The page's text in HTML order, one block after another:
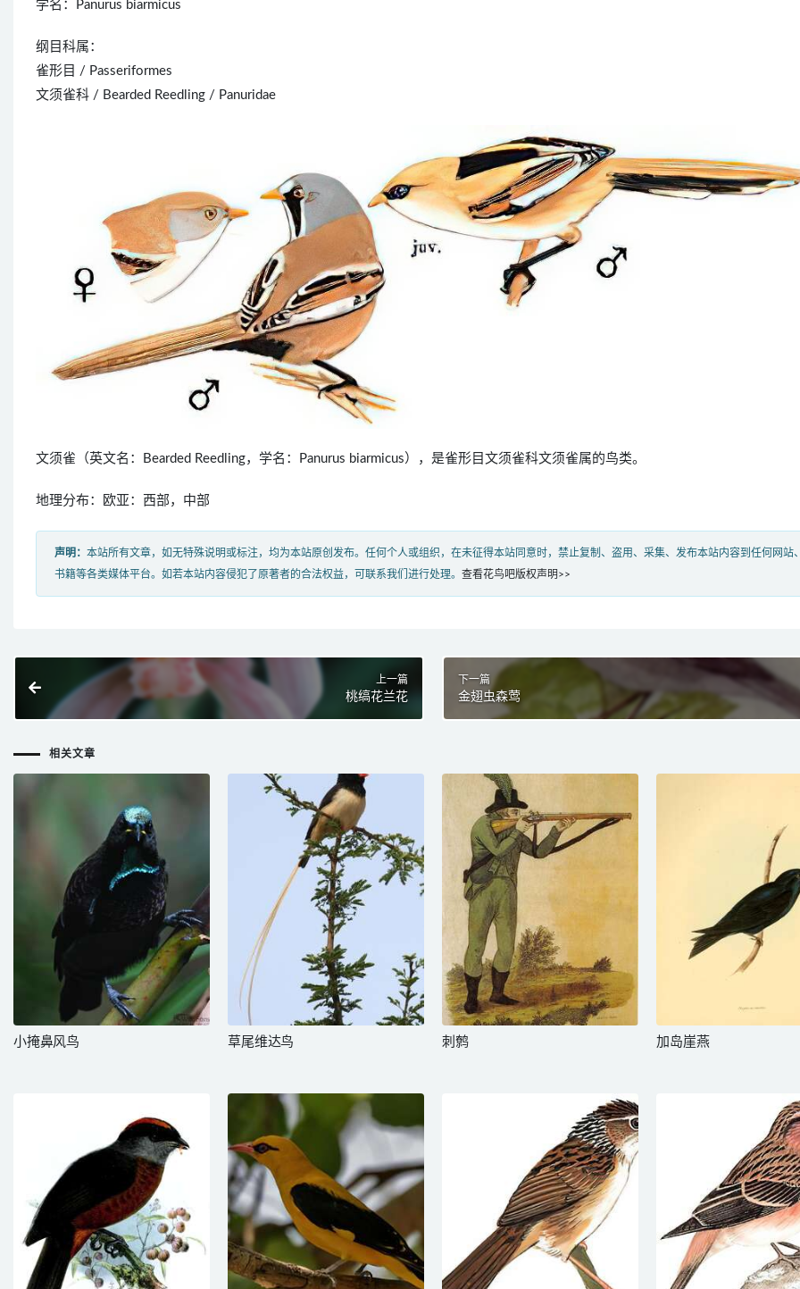
学名：Panurus biarmicus
纲目科属：
雀形目 / Passeriformes
文须雀科 / Bearded Reedling / Panuridae
文须雀（英文名：Bearded Reedling，学名：Panurus biarmicus），是雀形目文须雀科文须雀属的鸟类。
地理分布：欧亚：西部，中部
声明： 本站所有文章，如无特殊说明或标注，均为本站原创发布。任何个人或组织，在未征得本站同意时，禁止复制、盗用、采集、发布本站内容到任何网站
书籍等各类媒体平台。如若本站内容侵犯了原著者的合法权益，可联系我们进行处理。 查看花鸟吧版权声明>>
上一篇
桃缟花兰花
下一篇
金翅虫森莺
相关文章
小掩鼻风鸟 草尾维达鸟 刺鹩 加岛崖燕